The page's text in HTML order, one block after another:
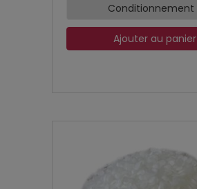
Conditionnement
Ajouter au panier